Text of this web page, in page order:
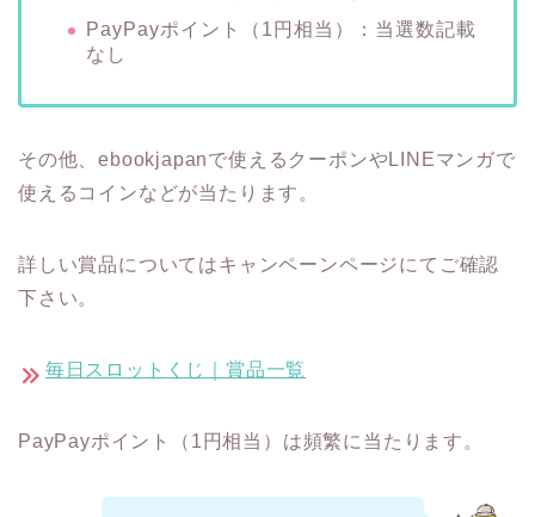
PayPayポイント（1円相当）：当選数記載
なし
その他、ebookjapanで使えるクーポンやLINEマンガで
使えるコインなどが当たります。
詳しい賞品についてはキャンペーンページにてご確認
下さい。
毎日スロットくじ｜賞品一覧
PayPayポイント（1円相当）は頻繁に当たります。